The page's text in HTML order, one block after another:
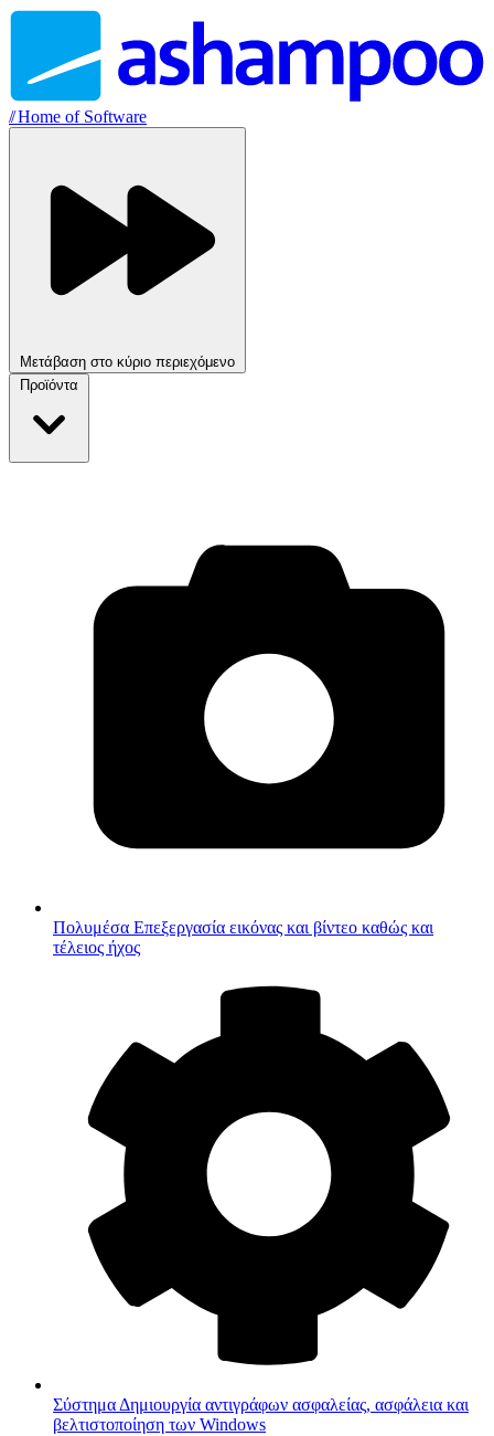
//Home of Software
Μετάβαση στο κύριο περιεχόμενο
Προϊόντα
Πολυμέσα Επεξεργασία εικόνας και βίντεο καθώς και
τέλειος ήχος
Σύστημα Δημιουργία αντιγράφων ασφαλείας, ασφάλεια και
βελτιστοποίηση των Windows